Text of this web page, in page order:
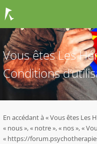
Vous êtes Les
Conditions
En accédant à « Vous êtes Les
« nous », « notre », « nos », «
« https://